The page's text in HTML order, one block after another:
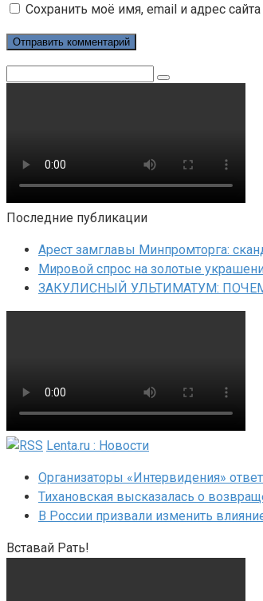
Сохранить моё имя, email и адрес
Последние публикации
Арест замглавы Минпромторга:
Мировой спрос на золотые
ЗАКУЛИСНЫЙ УЛЬТИМАТУМ:
Lenta.ru : Новости
Организаторы «Интервидения»
Тихановская высказалась о
В России призвали изменить
Вставай Рать!